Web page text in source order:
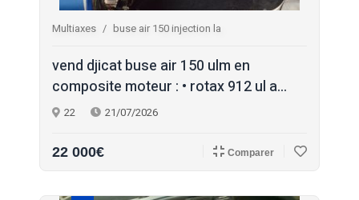
Multiaxes buse air 150 injection la
vend djicat buse air 150 ulm en
composite moteur : • rotax 912 ul a...
22 21/07/2026
22 000€ Comparer